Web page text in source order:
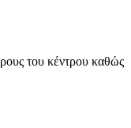
του κέντρου καθώς